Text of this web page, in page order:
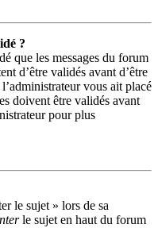
?
que les messages du forum
d’être validés avant d’être
vous ait placé
doivent être validés avant
pour plus
le sujet » lors de sa
le sujet en haut du forum